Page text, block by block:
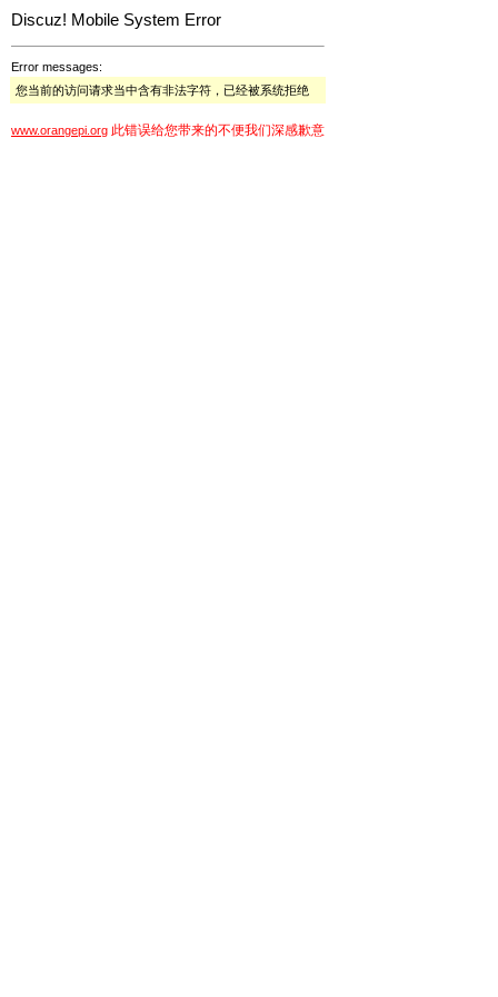
Discuz! Mobile System Error
Error messages:
您当前的访问请求当中含有非法字符，已经被系统拒绝
www.orangepi.org 此错误给您带来的不便我们深感歉意